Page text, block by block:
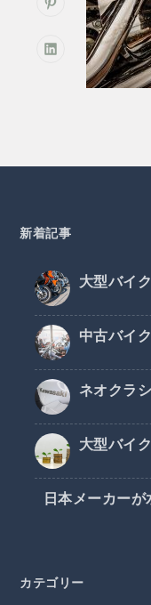
新着記事
大型バイ
中古バイ
ネオクラ
大型バイ
日本メーカー
カテゴリー